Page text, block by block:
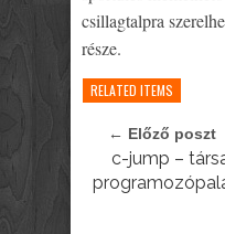
csillagtalpra
része.
RELATED ITEMS
← Előző poszt
c-jump –